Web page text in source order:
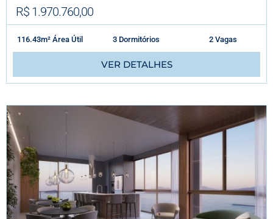
R$ 1.970.760,00
116.43m² Área Útil 3 Dormitórios 2 Vagas
VER DETALHES